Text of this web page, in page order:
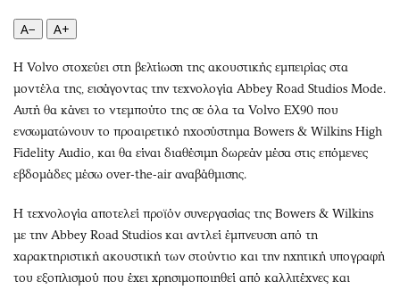
Ελλάδα
Παράξενα
Πολιτισμός
Σινεμά
Θέατρο-Χορός
Μουσική
Εικαστικά
Βιβλίο
Χειρόγραφα
Media
Εκπομπές
Wine routes
Podcasts
Uncut
Προσφορές
Προσωπικότητες στην ''Κ''
Επιστολές
A− A+
Η Volvo στοχεύει στη βελτίωση της ακουστικής εμπειρίας στα
μοντέλα της, εισάγοντας την τεχνολογία Abbey Road Studios Mode.
Αυτή θα κάνει το ντεμπούτο της σε όλα τα Volvo EX90 που
ενσωματώνουν το προαιρετικό ηχοσύστημα Bowers & Wilkins High
Fidelity Audio, και θα είναι διαθέσιμη δωρεάν μέσα στις επόμενες
εβδομάδες μέσω over-the-air αναβάθμισης.
Η τεχνολογία αποτελεί προϊόν συνεργασίας της Bowers & Wilkins
με την Abbey Road Studios και αντλεί έμπνευση από τη
χαρακτηριστική ακουστική των στούντιο και την ηχητική υπογραφή
του εξοπλισμού που έχει χρησιμοποιηθεί από καλλιτέχνες και